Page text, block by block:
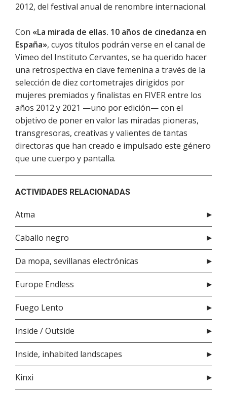
2012, del festival anual de renombre internacional.
Con «La mirada de ellas. 10 años de cinedanza en
España», cuyos títulos podrán verse en el canal de
Vimeo del Instituto Cervantes, se ha querido hacer
una retrospectiva en clave femenina a través de la
selección de diez cortometrajes dirigidos por
mujeres premiados y finalistas en FIVER entre los
años 2012 y 2021 —uno por edición— con el
objetivo de poner en valor las miradas pioneras,
transgresoras, creativas y valientes de tantas
directoras que han creado e impulsado este género
que une cuerpo y pantalla.
ACTIVIDADES RELACIONADAS
Atma
Caballo negro
Da mopa, sevillanas electrónicas
Europe Endless
Fuego Lento
Inside / Outside
Inside, inhabited landscapes
Kinxi